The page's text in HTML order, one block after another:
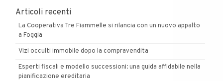
Articoli recenti
La Cooperativa Tre Fiammelle si rilancia con un nuovo appalto
a Foggia
Vizi occulti immobile dopo la compravendita
Esperti fiscali e modello successioni: una guida affidabile nella
pianificazione ereditaria